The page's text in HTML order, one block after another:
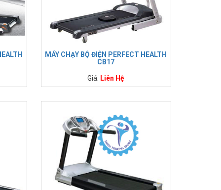
MÁY CHẠY BỘ ĐIỆN PERFECT HEALTH
CB17
Giá: Liên Hệ